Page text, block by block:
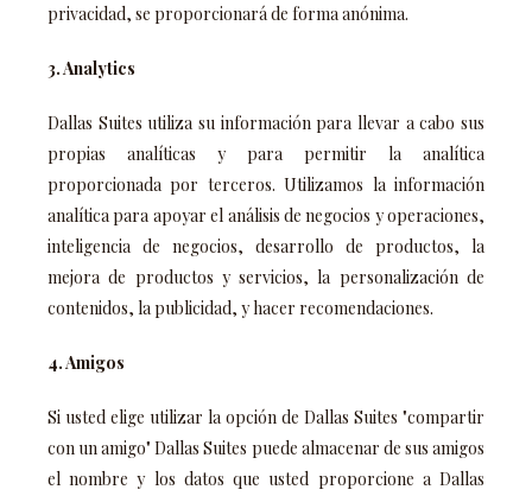
privacidad, se proporcionará de forma anónima.
3. Analytics
Dallas Suites utiliza su información para llevar a cabo sus
propias analíticas y para permitir la analítica
proporcionada por terceros. Utilizamos la información
analítica para apoyar el análisis de negocios y operaciones,
inteligencia de negocios, desarrollo de productos, la
mejora de productos y servicios, la personalización de
contenidos, la publicidad, y hacer recomendaciones.
4. Amigos
Si usted elige utilizar la opción de Dallas Suites "compartir
con un amigo" Dallas Suites puede almacenar de sus amigos
el nombre y los datos que usted proporcione a Dallas